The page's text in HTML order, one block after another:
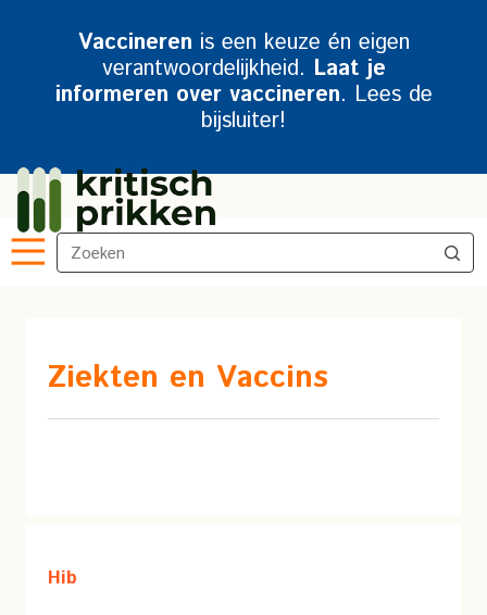
Vaccineren is een keuze én eigen
verantwoordelijkheid. Laat je
informeren over vaccineren. Lees de
bijsluiter!
Ziekten en Vaccins
Hib